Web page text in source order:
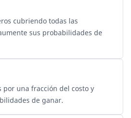
cubriendo todas las
sus probabilidades de
por una fracción del costo y
de ganar.